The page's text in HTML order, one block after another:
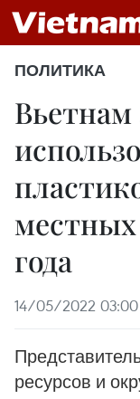
ПОЛИТИКА
Вьетнам
года
14/05/2022 03:00
ресурсов и